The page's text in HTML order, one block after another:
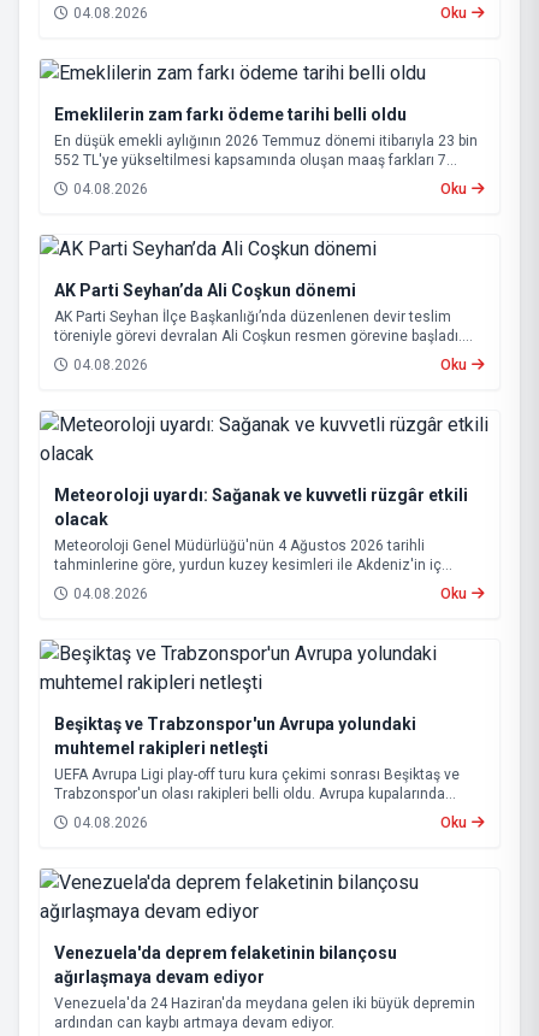
annesi 65 yaşındaki kadın hayatını kaybetti.
04.08.2026 Oku
Emeklilerin zam farkı ödeme tarihi belli oldu
En düşük emekli aylığının 2026 Temmuz dönemi itibarıyla 23 bin
552 TL'ye yükseltilmesi kapsamında oluşan maaş farkları 7
Ağustos 2026 tarihinde hesaplara yatırılacak.
04.08.2026 Oku
AK Parti Seyhan’da Ali Coşkun dönemi
AK Parti Seyhan İlçe Başkanlığı’nda düzenlenen devir teslim
töreniyle görevi devralan Ali Coşkun resmen görevine başladı.
Hizmet vurgusu yapan Coşkun, “AK Partili olmak, bu ülkenin her
metrekaresine sevdalı olmaktır” dedi.
04.08.2026 Oku
Meteoroloji uyardı: Sağanak ve kuvvetli rüzgâr etkili
olacak
Meteoroloji Genel Müdürlüğü'nün 4 Ağustos 2026 tarihli
tahminlerine göre, yurdun kuzey kesimleri ile Akdeniz'in iç
bölgelerinde yer yer sağanak ve gök gürültülü sağanak yağış
bekleniyor.
04.08.2026 Oku
Beşiktaş ve Trabzonspor'un Avrupa yolundaki
muhtemel rakipleri netleşti
UEFA Avrupa Ligi play-off turu kura çekimi sonrası Beşiktaş ve
Trabzonspor'un olası rakipleri belli oldu. Avrupa kupalarında
yoluna devam eden Beşiktaş ve Trabzonspor, grup aşamasına
kalabilmek için kritik eşleşmelerle karşı karşıya gelecek.
04.08.2026 Oku
Venezuela'da deprem felaketinin bilançosu
ağırlaşmaya devam ediyor
Venezuela'da 24 Haziran'da meydana gelen iki büyük depremin
ardından can kaybı artmaya devam ediyor.